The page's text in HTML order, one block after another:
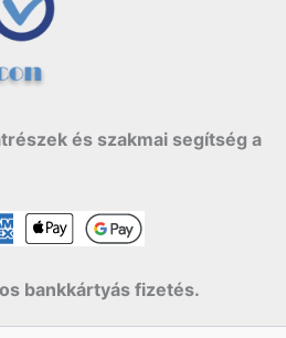
és szakmai segítség a
bankkártyás fizetés.